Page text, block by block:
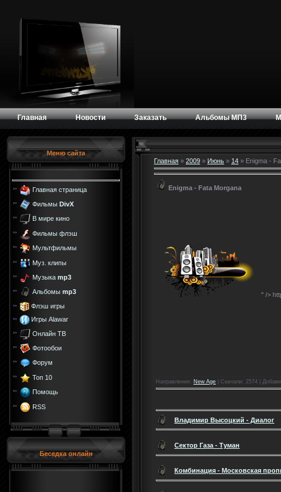
Главная Новости Заказать Альбомы МП3
Меню сайта
Главная страница
Фильмы DivX
В мире кино
Фильмы флэш
Мультфильмы
Муз. клипы
Музыка mp3
Альбомы mp3
Флэш игры
Игры Alawar
Онлайн ТВ
Фотообои
Форум
Топ 10
Помощь
RSS
Беседка онлайн
Главная » 2009 » Июнь » 14 » Enigma -
Enigma - Fata Morgana
" />
Направления : New Age Скачали: 2574 |
Владимир Высоцкий - Диалог
Сектор Газа - Туман
Комбинация - Московская